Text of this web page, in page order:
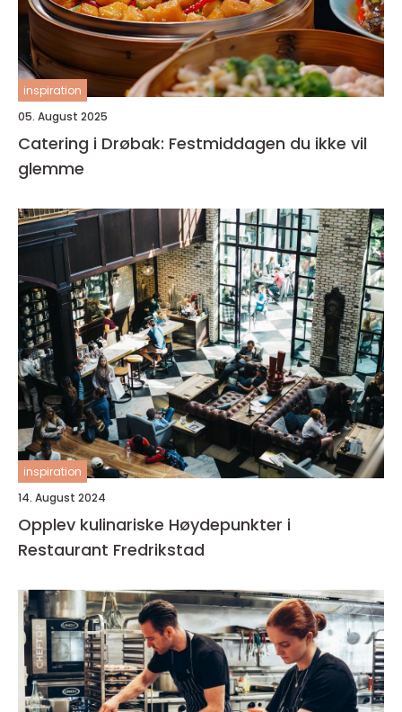
inspiration
05. August 2025
Catering i Drøbak: Festmiddagen du ikke vil
glemme
inspiration
14. August 2024
Opplev kulinariske Høydepunkter i
Restaurant Fredrikstad